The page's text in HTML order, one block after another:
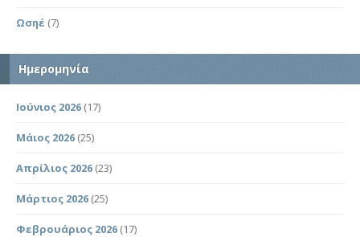
Ωσηέ (7)
Ημερομηνία
Ιούνιος 2026 (17)
Μάιος 2026 (25)
Απρίλιος 2026 (23)
Μάρτιος 2026 (25)
Φεβρουάριος 2026 (17)